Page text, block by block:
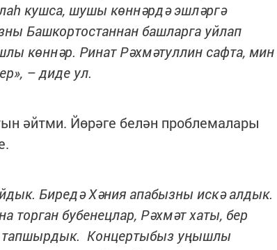
кушса, шушы көннәрдә эшләргә
Башкортостаннан башларга уйлап
көннәр. Ринат Рәхмәтуллин сафта, мин
– диде ул.
әйтми. Йөрәге белән проблемалары
Биредә Хәния апабызны искә алдык.
торган бубенецлар, Рәхмәт хаты, бер
тапшырдык. Концертыбыз уңышлы